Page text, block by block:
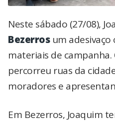
Neste sábado (27/08),
Bezerros um
materiais de
percorreu ruas da
moradores e
Em Bezerros, Joaquim